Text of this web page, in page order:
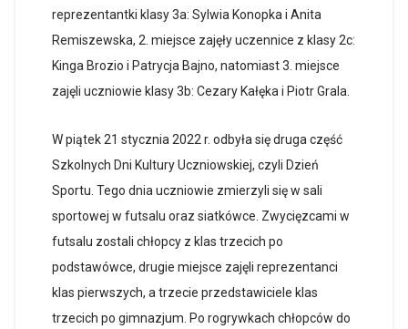
reprezentantki klasy 3a: Sylwia Konopka i Anita
Remiszewska, 2. miejsce zajęły uczennice z klasy 2c:
Kinga Brozio i Patrycja Bajno, natomiast 3. miejsce
zajęli uczniowie klasy 3b: Cezary Kałęka i Piotr Grala.
W piątek 21 stycznia 2022 r. odbyła się druga część
Szkolnych Dni Kultury Uczniowskiej, czyli Dzień
Sportu. Tego dnia uczniowie zmierzyli się w sali
sportowej w futsalu oraz siatkówce. Zwycięzcami w
futsalu zostali chłopcy z klas trzecich po
podstawówce, drugie miejsce zajęli reprezentanci
klas pierwszych, a trzecie przedstawiciele klas
trzecich po gimnazjum. Po rogrywkach chłopców do